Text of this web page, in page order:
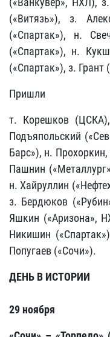
(«Витязь»), з.
(«Спартак»), н.
(«Спартак»), н.
(«Спартак»), з. Грант
Пришли
т. Корешков
Подъяпольский
Барс»), н.
Пашнин
н. Хайруллин
з. Бердюков
Яшкин («Аризона»,
Никишин
Попугаев («Сочи»).
ДЕНЬ В ИСТОРИИ
29 ноября